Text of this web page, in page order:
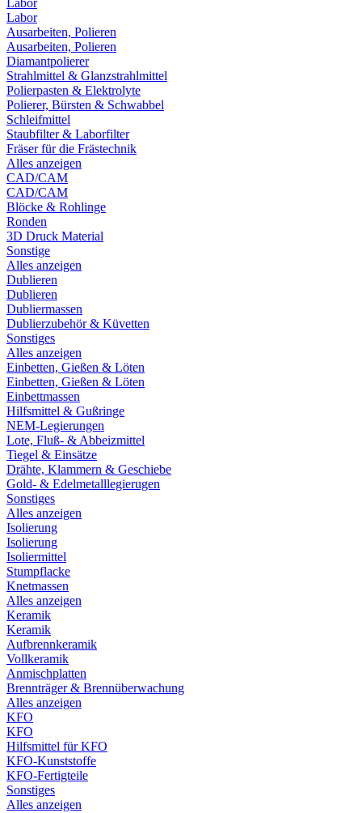
Labor
Labor
Ausarbeiten, Polieren
Ausarbeiten, Polieren
Diamantpolierer
Strahlmittel & Glanzstrahlmittel
Polierpasten & Elektrolyte
Polierer, Bürsten & Schwabbel
Schleifmittel
Staubfilter & Laborfilter
Fräser für die Frästechnik
Alles anzeigen
CAD/CAM
CAD/CAM
Blöcke & Rohlinge
Ronden
3D Druck Material
Sonstige
Alles anzeigen
Dublieren
Dublieren
Dubliermassen
Dublierzubehör & Küvetten
Sonstiges
Alles anzeigen
Einbetten, Gießen & Löten
Einbetten, Gießen & Löten
Einbettmassen
Hilfsmittel & Gußringe
NEM-Legierungen
Lote, Fluß- & Abbeizmittel
Tiegel & Einsätze
Drähte, Klammern & Geschiebe
Gold- & Edelmetalllegierugen
Sonstiges
Alles anzeigen
Isolierung
Isolierung
Isoliermittel
Stumpflacke
Knetmassen
Alles anzeigen
Keramik
Keramik
Aufbrennkeramik
Vollkeramik
Anmischplatten
Brennträger & Brennüberwachung
Alles anzeigen
KFO
KFO
Hilfsmittel für KFO
KFO-Kunststoffe
KFO-Fertigteile
Sonstiges
Alles anzeigen